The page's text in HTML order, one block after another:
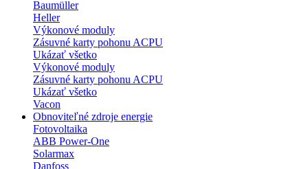
Baumüller
Heller
Výkonové moduly
Zásuvné karty pohonu ACPU
Ukázať všetko
Výkonové moduly
Zásuvné karty pohonu ACPU
Ukázať všetko
Vacon
Obnoviteľné zdroje energie
Fotovoltaika
ABB Power-One
Solarmax
Danfoss